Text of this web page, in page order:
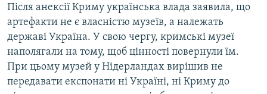
Після анексії Криму українська влада заявила, що
артефакти не є власністю музеїв, а належать
державі Україна. У свою чергу, кримські музеї
наполягали на тому, щоб цінності повернули їм.
При цьому музей у Нідерландах вирішив не
передавати експонати ні Україні, ні Криму до